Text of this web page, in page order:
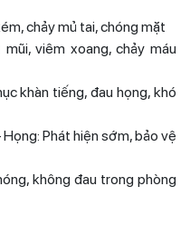
chảy mủ tai, chóng mặt
viêm xoang, chảy máu
khàn tiếng, đau họng, khó
Phát hiện sớm, bảo vệ
không đau trong phòng